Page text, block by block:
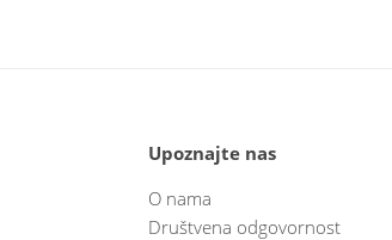
Upoznajte nas
O nama
Društvena odgovornost